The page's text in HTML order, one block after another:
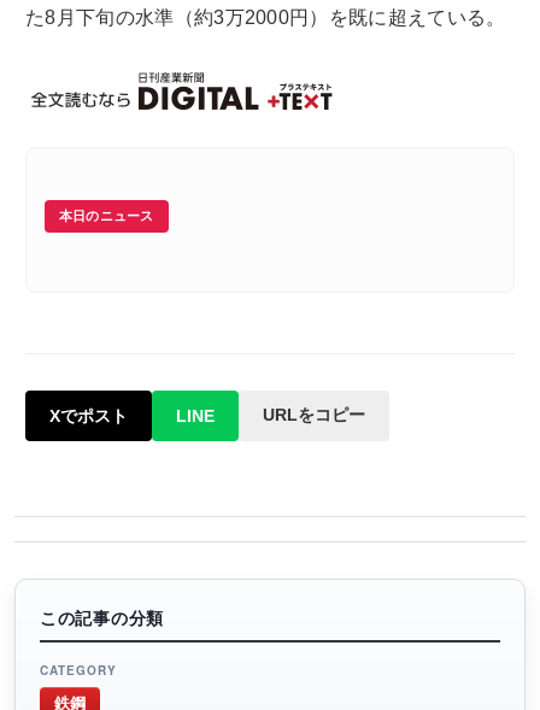
た8月下旬の水準（約3万2000円）を既に超えている。
本日のニュース
Xでポスト LINE URLをコピー
この記事の分類
CATEGORY
鉄鋼